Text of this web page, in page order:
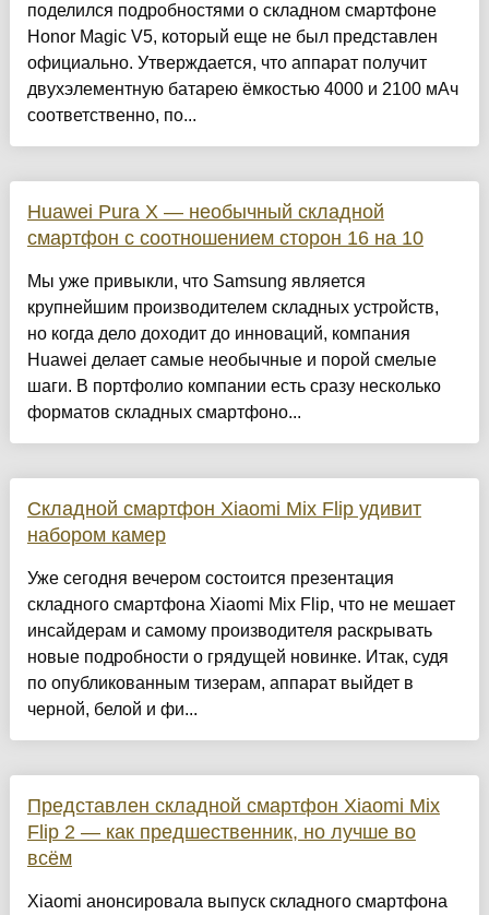
поделился подробностями о складном смартфоне
Honor Magic V5, который еще не был представлен
официально. Утверждается, что аппарат получит
двухэлементную батарею ёмкостью 4000 и 2100 мАч
соответственно, по...
Huawei Pura X — необычный складной
смартфон с соотношением сторон 16 на 10
Мы уже привыкли, что Samsung является
крупнейшим производителем складных устройств,
но когда дело доходит до инноваций, компания
Huawei делает самые необычные и порой смелые
шаги. В портфолио компании есть сразу несколько
форматов складных смартфоно...
Складной смартфон Xiaomi Mix Flip удивит
набором камер
Уже сегодня вечером состоится презентация
складного смартфона Xiaomi Mix Flip, что не мешает
инсайдерам и самому производителя раскрывать
новые подробности о грядущей новинке. Итак, судя
по опубликованным тизерам, аппарат выйдет в
черной, белой и фи...
Представлен складной смартфон Xiaomi Mix
Flip 2 — как предшественник, но лучше во
всём
Xiaomi анонсировала выпуск складного смартфона